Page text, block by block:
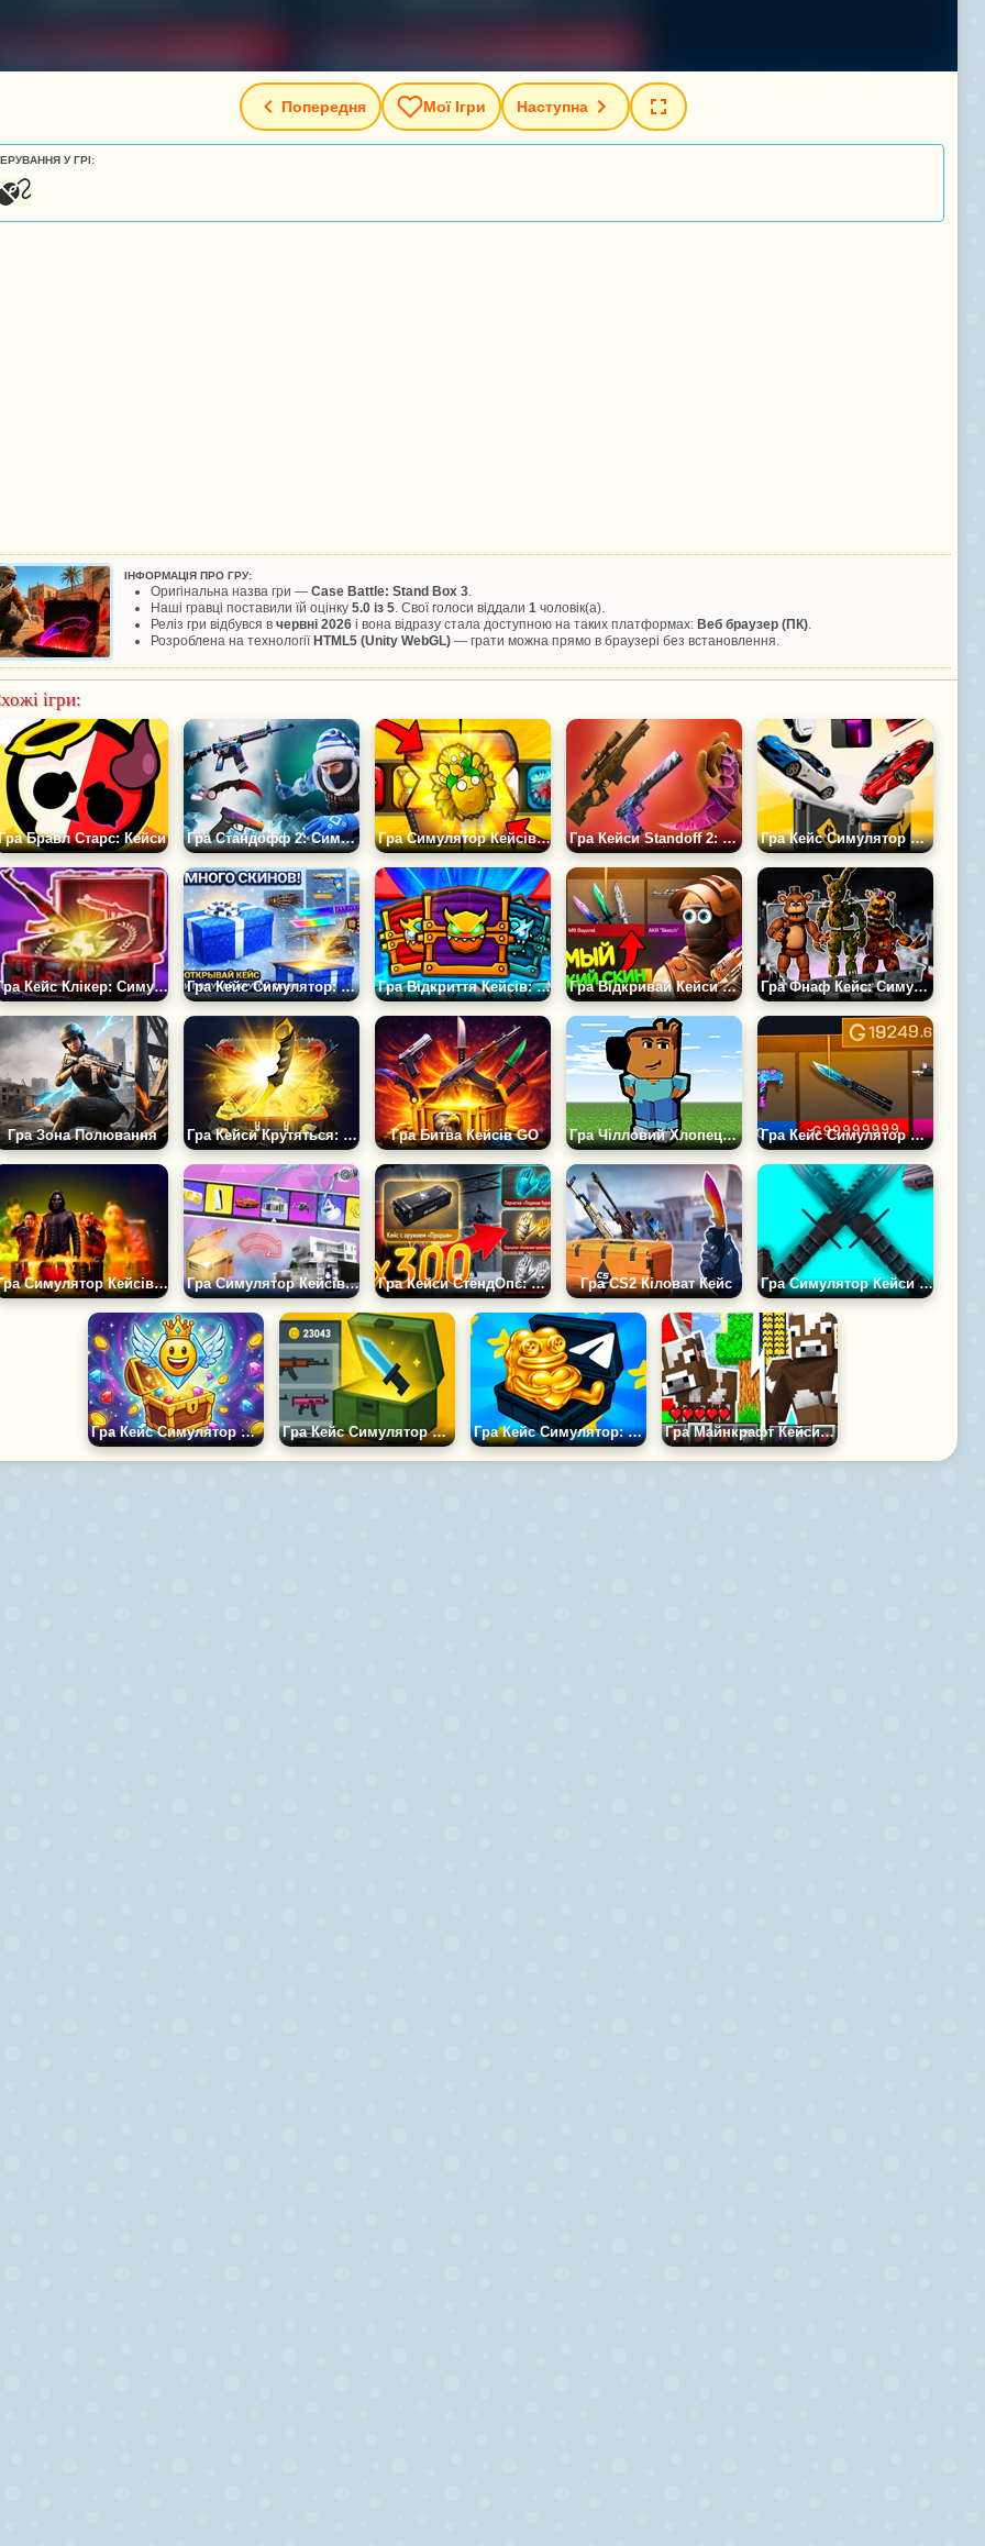
Попередня Мої Ігри Наступна
У ГРІ:
ІНФОРМАЦІЯ ПРО ГРУ:
Оригінальна назва гри — Case Battle: Stand Box 3.
Наші гравці поставили їй оцінку 5.0 із 5. Свої голоси віддали 1 чоловік(а).
Реліз гри відбувся в червні 2026 і вона відразу стала доступною на таких платформах: Веб браузер (ПК).
Розроблена на технології HTML5 (Unity WebGL) — грати можна прямо в браузері без встановлення.
ігри:
Бравл Старс: Кейси Гра Стандофф 2: Симулятор Відкриття Кейсів і Боксів Гра Симулятор Кейсів PVZ Fusion Mode Гра Кейси Standoff 2: Симулятор Гра Кейс Симулятор Реальних Речей
Гра Кейс Клікер: Симулятор Відкриття Кейсів КС ГО Гра Кейс Симулятор: Critical OPS Гра Відкриття Кейсів: Геометрія Даш Гра Відкривай Кейси 3D: Станд Бокс Гра Фнаф Кейс: Симулятор
Гра Зона Полювання Гра Кейси Крутяться: Скіни Мутяться Гра Битва Кейсів GO Гра Чілловий Хлопець у Майнкрафті: Кейси Гра Кейс Симулятор Станд 2: Кейси
Гра Симулятор Кейсів CS2 2.0 Гра Симулятор Кейсів: Реальні Речі Гра Кейси СтендОпс: Відкриття Гра CS2 Кіловат Кейс Гра Симулятор Кейси Standoff 2
Гра Кейс Симулятор Емодзі Гра Кейс Симулятор Блок Страйк Гра Кейс Симулятор: Подарунки ТГ Гра Майнкрафт Кейси: Заповніть Скайблок